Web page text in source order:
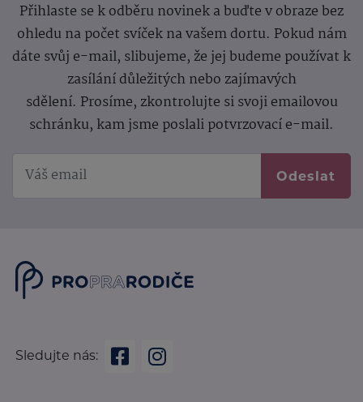
Přihlaste se k odběru novinek a buďte v obraze bez
ohledu na počet svíček na vašem dortu. Pokud nám
dáte svůj e-mail, slibujeme, že jej budeme používat k
zasílání důležitých nebo zajímavých
sdělení. Prosíme, zkontrolujte si svoji emailovou
schránku, kam jsme poslali potvrzovací e-mail.
Odeslat
Sledujte nás: